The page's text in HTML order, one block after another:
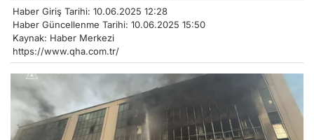
Haber Giriş Tarihi: 10.06.2025 12:28
Haber Güncellenme Tarihi: 10.06.2025 15:50
Kaynak: Haber Merkezi
https://www.qha.com.tr/